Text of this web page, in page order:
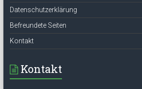
Datenschutzerklärung
Befreundete Seiten
Kontakt
Kontakt